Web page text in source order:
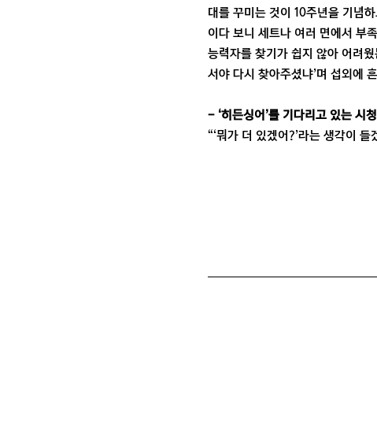
대를 꾸미는 것이 10주년을 기념
이다 보니 세트나 여러 면에서 부
능력자를 찾기가 쉽지 않아 어려
서야 다시 찾아주셨냐’며 섭외에
- ‘히든싱어’를 기다리고 있는 시
“‘뭐가 더 있겠어?’라는 생각이